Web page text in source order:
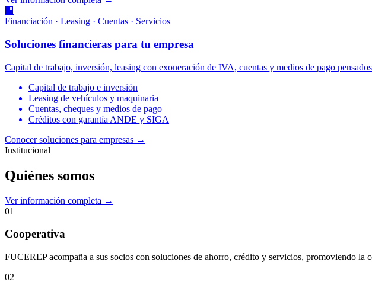
🏢
Financiación · Leasing · Cuentas · Servicios
Soluciones financieras para tu empresa
Capital de trabajo, inversión, leasing con exoneración de IVA, cuentas y medios de pago
Capital de trabajo e inversión
Leasing de vehículos y maquinaria
Cuentas, cheques y medios de pago
Créditos con garantía ANDE y SIGA
Conocer soluciones para empresas →
Institucional
Quiénes somos
Ver información completa →
01
Cooperativa
FUCEREP acompaña a sus socios con soluciones de ahorro, crédito y servicios, promoviendo la
02